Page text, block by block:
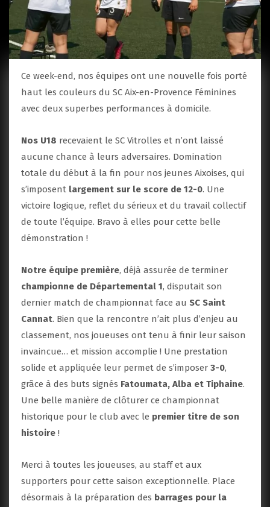
Ce week-end, nos équipes ont une nouvelle fois porté
haut les couleurs du SC Aix-en-Provence Féminines
avec deux superbes performances à domicile.
Nos U18 recevaient le SC Vitrolles et n’ont laissé
aucune chance à leurs adversaires. Domination
totale du début à la fin pour nos jeunes Aixoises, qui
s’imposent largement sur le score de 12-0. Une
victoire logique, reflet du sérieux et du travail collectif
de toute l’équipe. Bravo à elles pour cette belle
démonstration !
Notre équipe première, déjà assurée de terminer
championne de Départemental 1, disputait son
dernier match de championnat face au SC Saint
Cannat. Bien que la rencontre n’ait plus d’enjeu au
classement, nos joueuses ont tenu à finir leur saison
invaincue… et mission accomplie ! Une prestation
solide et appliquée leur permet de s’imposer 3-0,
grâce à des buts signés Fatoumata, Alba et Tiphaine.
Une belle manière de clôturer ce championnat
historique pour le club avec le premier titre de son
histoire !
Merci à toutes les joueuses, au staff et aux
supporters pour cette saison exceptionnelle. Place
désormais à la préparation des barrages pour la